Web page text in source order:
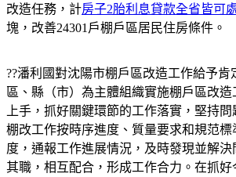
改造任務，計房子2胎利息貸款全省皆可
塊，改善24301戶棚戶區居民住房條件。
??潘利國對沈陽市棚戶區改造工作給予
區、縣（市）為主體組織實施棚戶區改造
上手，抓好關鍵環節的工作落實，堅持
棚改工作按時序進度、質量要求和規范標
度，通報工作進展情況，及時發現並解決
其職，相互配合，形成工作合力。在抓好